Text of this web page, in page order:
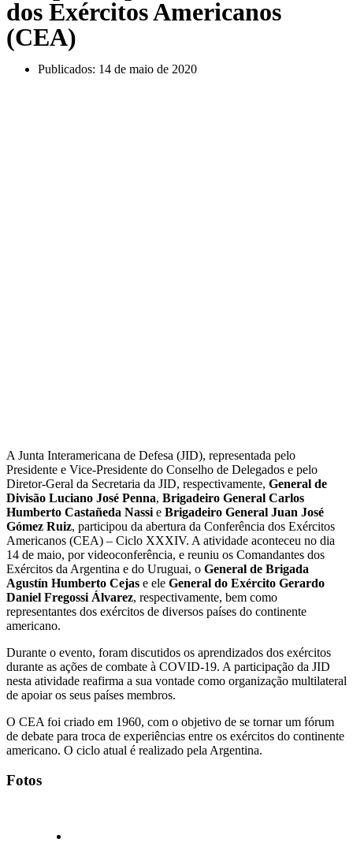
dos Exércitos Americanos
(CEA)
Publicados: 14 de maio de 2020
A Junta Interamericana de Defesa (JID), representada pelo
Presidente e Vice-Presidente do Conselho de Delegados e pelo
Diretor-Geral da Secretaria da JID, respectivamente, General de
Divisão Luciano José Penna, Brigadeiro General Carlos
Humberto Castañeda Nassi e Brigadeiro General Juan José
Gómez Ruiz, participou da abertura da Conferência dos Exércitos
Americanos (CEA) – Ciclo XXXIV. A atividade aconteceu no dia
14 de maio, por videoconferência, e reuniu os Comandantes dos
Exércitos da Argentina e do Uruguai, o General de Brigada
Agustín Humberto Cejas e ele General do Exército Gerardo
Daniel Fregossi Álvarez, respectivamente, bem como
representantes dos exércitos de diversos países do continente
americano.
Durante o evento, foram discutidos os aprendizados dos exércitos
durante as ações de combate à COVID-19. A participação da JID
nesta atividade reafirma a sua vontade como organização multilateral
de apoiar os seus países membros.
O CEA foi criado em 1960, com o objetivo de se tornar um fórum
de debate para troca de experiências entre os exércitos do continente
americano. O ciclo atual é realizado pela Argentina.
Fotos